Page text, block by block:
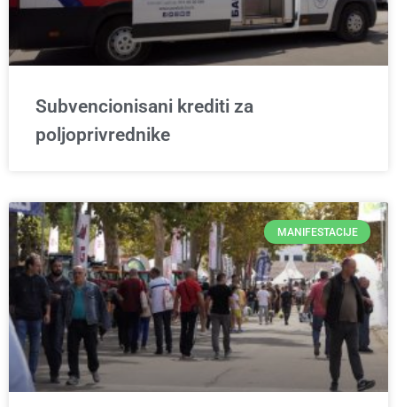
Subvencionisani krediti za
poljoprivrednike
MANIFESTACIJE